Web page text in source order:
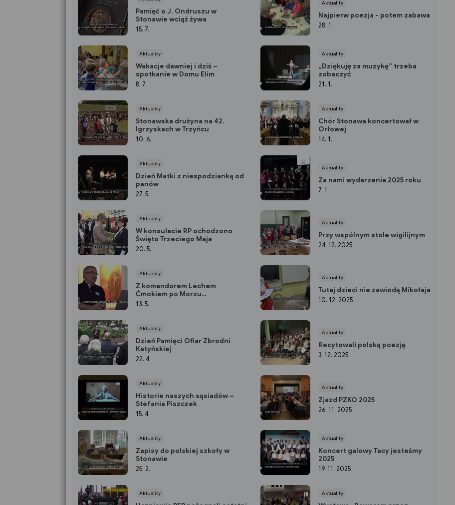
Pamięć o J. Ondruszu w
Stonawie wciąż żywa
15. 7.
Aktuality
Wakacje dawniej i dziś –
spotkanie w Domu Elim
8. 7.
Aktuality
Stonawska drużyna na 42.
Igrzyskach w Trzyńcu
10. 6.
Aktuality
Dzień Matki z niespodzianką od
panów
27. 5.
Aktuality
W konsulacie RP ochodzono
Święto Trzeciego Maja
20. 5.
Aktuality
Z komandorem Lechem
Ćmokiem po Morzu
Środziemnym
13. 5.
Aktuality
Dzień Pamięci Ofiar Zbrodni
Katyńskiej
22. 4.
Aktuality
Historie naszych sąsiadów –
Stefania Piszczek
15. 4.
Aktuality
Zapisy do polskiej szkoły w
Stonawie
25. 2.
Aktuality
Aktuality
Najpierw poezja - potem zabawa
28. 1.
Aktuality
„Dziękuję za muzykę” trzeba
zobaczyć
21. 1.
Aktuality
Chór Stonawa koncertował w
Orłowej
14. 1.
Aktuality
Za nami wydarzenia 2025 roku
7. 1.
Aktuality
Przy wspólnym stole wigilijnym
24. 12. 2025
Aktuality
Tutaj dzieci nie zawiodą Mikołaja
10. 12. 2025
Aktuality
Recytowali polską poezję
3. 12. 2025
Aktuality
Zjazd PZKO 2025
26. 11. 2025
Aktuality
Koncert galowy Tacy jesteśmy
2025
19. 11. 2025
Aktuality